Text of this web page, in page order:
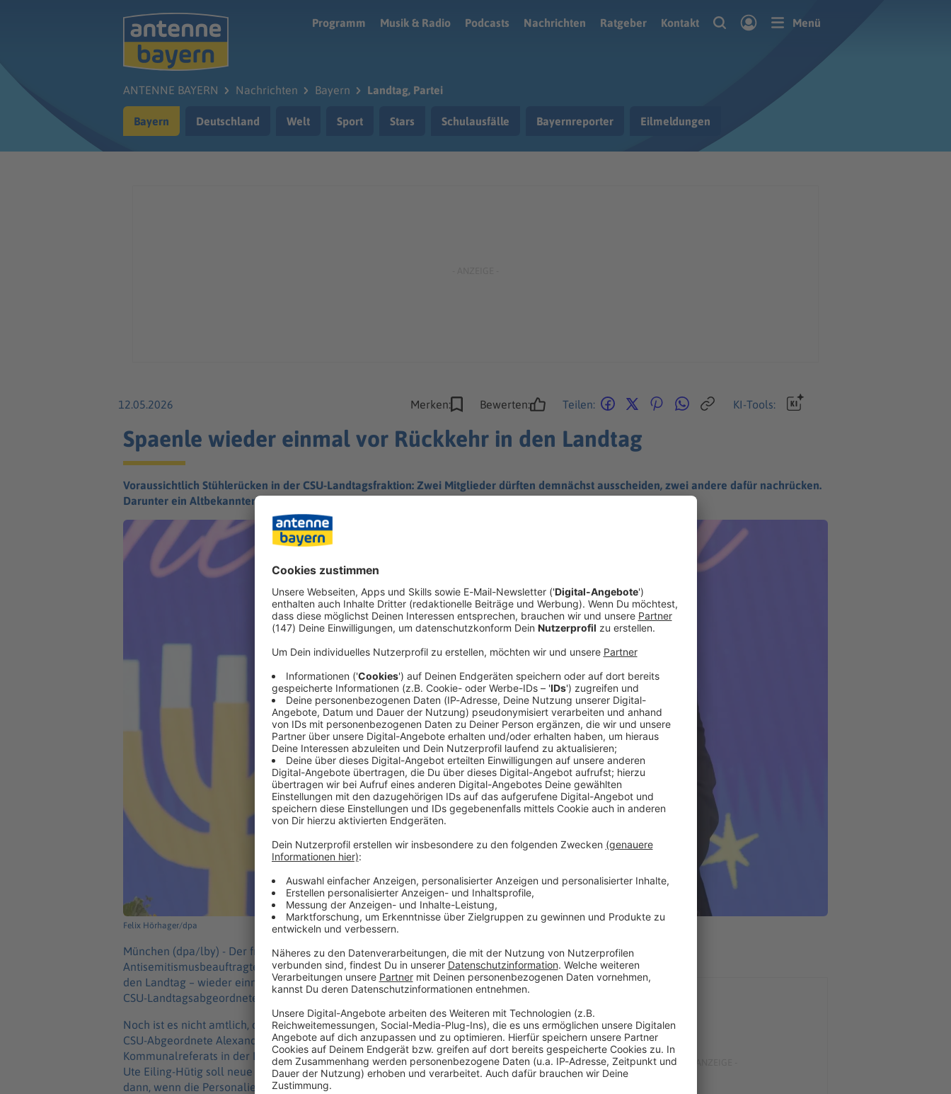
Programm
Musik & Radio Podcasts Nachrichten Ratgeber Kontakt Menü
ANTENNE BAYERN Nachrichten Bayern Landtag, Partei
Bayern Deutschland Welt Sport Stars Schulausfälle Bayernreporter Eilmeldungen
12.05.2026 Merken: Bewerten: Teilen: KI-Tools:
Spaenle wieder einmal vor Rückkehr in den Landtag
Voraussichtlich Stühlerücken in der CSU-Landtagsfraktion: Zwei Mitglieder dürften demnächst ausscheiden, zwei andere dafür nachrücken.
Darunter ein Altbekannter.
Felix Hörhager/dpa
München (dpa/lby) - Der frühere bayerische Kultusminister und amtierende
Antisemitismusbeauftragte Ludwig Spaenle (CSU) steht vor einer neuerlichen Rückkehr in
den Landtag – wieder einmal als Nachrücker. Gleiches gilt für den ebenfalls langjährigen
CSU-Landtagsabgeordneten Andreas Lorenz.
Noch ist es nicht amtlich, doch der CSU-Landtagsfraktion stehen zwei Abgänge bevor. Der
CSU-Abgeordnete Alexander Dietrich, der seit 2023 im Landtag sitzt, soll neuer Leiter des
Kommunalreferats in der Landeshauptstadt München werden. Und die CSU-Abgeordnete
Ute Eiling-Hütig soll neue Bildungsministerin in Rheinland-Pfalz werden. Beide müssten
dann, wenn die Personalien wie angekündigt vollzogen werden, ihre Mandate niederlegen.